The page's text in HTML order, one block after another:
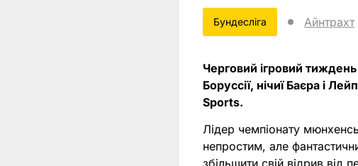
Бундесліга Айнтрахт
Черговий ігровий
Боруссії, нічиї Баєра і
Sports.
Лідер чемпіонату
непростим, але